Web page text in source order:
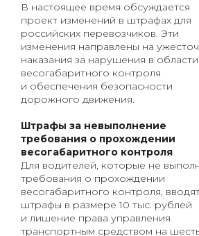
В настоящее время обсуждается
проект изменений в штрафах для
российских перевозчиков. Эти
изменения направлены на
наказания за нарушения в области
весогабаритного контроля
и обеспечения безопасности
дорожного движения.
Штрафы за невыполнение
требования о прохождении
весогабаритного контроля
Для водителей, которые не
требования о прохождении
весогабаритного контроля,
штрафы в размере 10 тыс. рублей
и лишение права управления
транспортным средством на